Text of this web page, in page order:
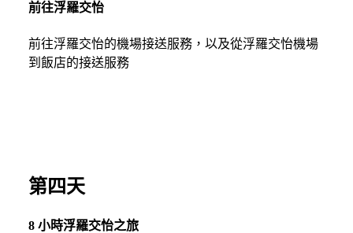
前往浮羅交怡
前往浮羅交怡的機場接送服務，以及從浮羅交怡機場
到飯店的接送服務
第四天
8 小時浮羅交怡之旅